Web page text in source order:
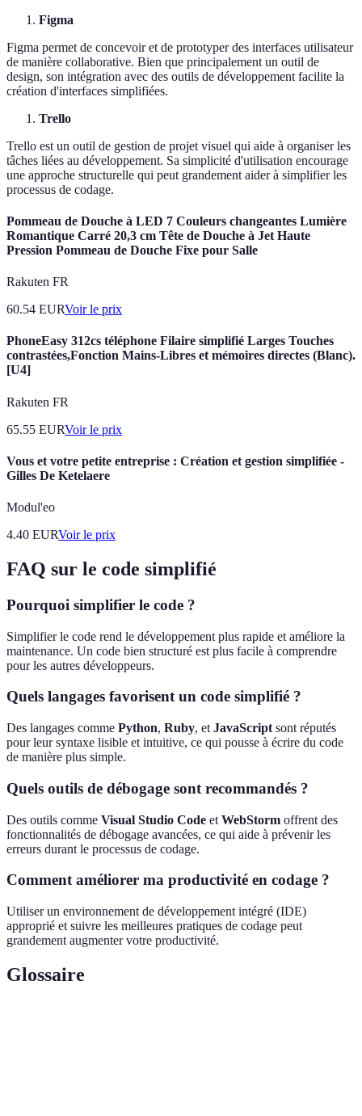
Figma
Figma permet de concevoir et de prototyper des interfaces utilisateur
de manière collaborative. Bien que principalement un outil de
design, son intégration avec des outils de développement facilite la
création d'interfaces simplifiées.
Trello
Trello est un outil de gestion de projet visuel qui aide à organiser les
tâches liées au développement. Sa simplicité d'utilisation encourage
une approche structurelle qui peut grandement aider à simplifier les
processus de codage.
Pommeau de Douche à LED 7 Couleurs changeantes Lumière
Romantique Carré 20,3 cm Tête de Douche à Jet Haute
Pression Pommeau de Douche Fixe pour Salle
Rakuten FR
60.54 EURVoir le prix
PhoneEasy 312cs téléphone Filaire simplifié Larges Touches
contrastées,Fonction Mains-Libres et mémoires directes (Blanc).
[U4]
Rakuten FR
65.55 EURVoir le prix
Vous et votre petite entreprise : Création et gestion simplifiée -
Gilles De Ketelaere
Modul'eo
4.40 EURVoir le prix
FAQ sur le code simplifié
Pourquoi simplifier le code ?
Simplifier le code rend le développement plus rapide et améliore la
maintenance. Un code bien structuré est plus facile à comprendre
pour les autres développeurs.
Quels langages favorisent un code simplifié ?
Des langages comme Python, Ruby, et JavaScript sont réputés
pour leur syntaxe lisible et intuitive, ce qui pousse à écrire du code
de manière plus simple.
Quels outils de débogage sont recommandés ?
Des outils comme Visual Studio Code et WebStorm offrent des
fonctionnalités de débogage avancées, ce qui aide à prévenir les
erreurs durant le processus de codage.
Comment améliorer ma productivité en codage ?
Utiliser un environnement de développement intégré (IDE)
approprié et suivre les meilleures pratiques de codage peut
grandement augmenter votre productivité.
Glossaire